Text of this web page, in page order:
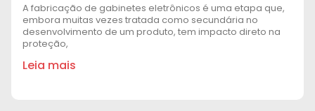
A fabricação de gabinetes eletrônicos é uma etapa que,
embora muitas vezes tratada como secundária no
desenvolvimento de um produto, tem impacto direto na
proteção,
Leia mais